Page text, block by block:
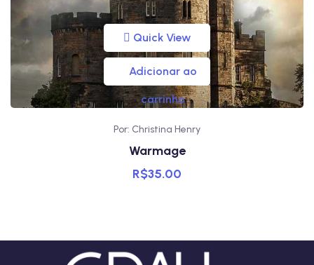
Quick View
Adicionar ao
carrinho
Por: Christina Henry
Warmage
R$35.00